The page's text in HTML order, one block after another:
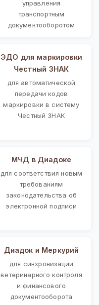
управления
транспортным
документооборотом
ЭДО для маркировки
Честный ЗНАК
для автоматической
передачи кодов
маркировки в систему
Честный ЗНАК
МЧД в Диадоке
для соответствия новым
требованиям
законодательства об
электронной подписи
Диадок и Меркурий
для синхронизации
ветеринарного контроля
и финансового
документооборота